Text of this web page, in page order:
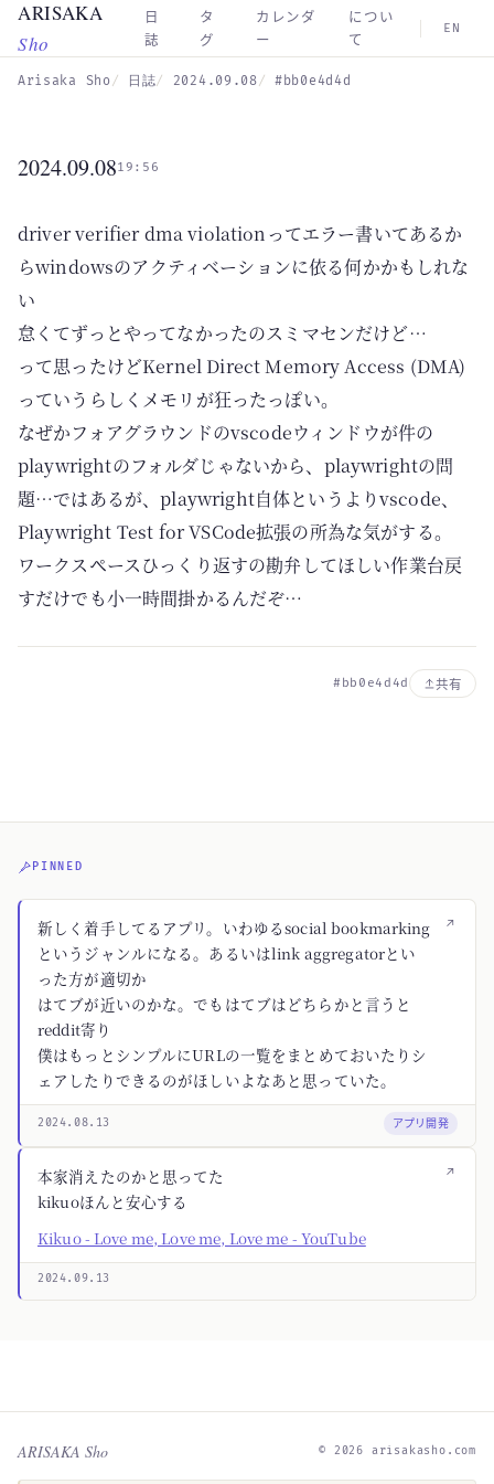
Skip to main content
ARISAKA
Sho
日
誌
タ
グ
カレンダ
ー
につい
て
EN
Arisaka Sho 日誌 2024.09.08 #bb0e4d4d
2024.09.0819:56
driver verifier dma violationってエラー書いてあるか
らwindowsのアクティベーションに依る何かかもしれな
い
怠くてずっとやってなかったのスミマセンだけど…
って思ったけどKernel Direct Memory Access (DMA)
っていうらしくメモリが狂ったっぽい。
なぜかフォアグラウンドのvscodeウィンドウが件の
playwrightのフォルダじゃないから、playwrightの問
題…ではあるが、playwright自体というよりvscode、
Playwright Test for VSCode拡張の所為な気がする。
ワークスペースひっくり返すの勘弁してほしい作業台戻
すだけでも小一時間掛かるんだぞ…
#bb0e4d4d 共有
PINNED
↗
新しく着手してるアプリ。いわゆるsocial bookmarking
というジャンルになる。あるいはlink aggregatorとい
った方が適切か
はてブが近いのかな。でもはてブはどちらかと言うと
reddit寄り
僕はもっとシンプルにURLの一覧をまとめておいたりシ
ェアしたりできるのがほしいよなあと思っていた。
2024.08.13 アプリ開発
↗
本家消えたのかと思ってた
kikuoほんと安心する
Kikuo - Love me, Love me, Love me - YouTube
2024.09.13
ARISAKA Sho © 2026 arisakasho.com